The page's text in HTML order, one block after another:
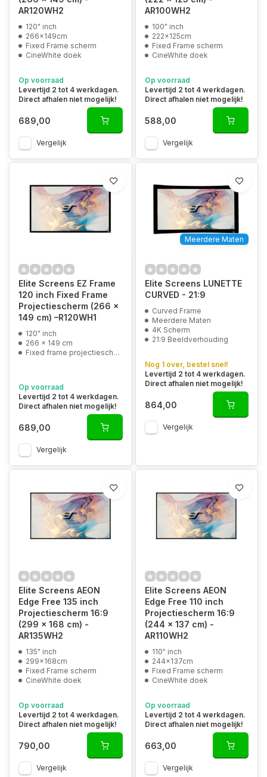
AR120WH2
120" inch
266x149cm
Fixed Frame scherm
CineWhite doek
Op voorraad
Levertijd 2 tot 4 werkdagen.
Direct afhalen niet mogelijk!
689,00
Vergelijk
AR100WH2
100" inch
222x125cm
Fixed Frame scherm
CineWhite doek
Op voorraad
Levertijd 2 tot 4 werkdagen.
Direct afhalen niet mogelijk!
588,00
Vergelijk
Elite Screens EZ Frame
120 inch Fixed Frame
Projectiescherm (266 x
149 cm) –R120WH1
120" inch
266 x 149 cm
Fixed frame projectiescherm
Op voorraad
Levertijd 2 tot 4 werkdagen.
Direct afhalen niet mogelijk!
689,00
Vergelijk
Meerdere Maten
Elite Screens LUNETTE
CURVED - 21:9
Curved Frame
Meerdere Maten
4K Scherm
21:9 Beeldverhouding
Nog 1 over, bestel snel!
Levertijd 2 tot 4 werkdagen.
Direct afhalen niet mogelijk!
864,00
Vergelijk
Elite Screens AEON
Edge Free 135 inch
Projectiescherm 16:9
(299 x 168 cm) -
AR135WH2
135" inch
299x168cm
Fixed Frame scherm
CineWhite doek
Op voorraad
Levertijd 2 tot 4 werkdagen.
Direct afhalen niet mogelijk!
790,00
Vergelijk
Elite Screens AEON
Edge Free 110 inch
Projectiescherm 16:9
(244 x 137 cm) -
AR110WH2
110" inch
244x137cm
Fixed Frame scherm
CineWhite doek
Op voorraad
Levertijd 2 tot 4 werkdagen.
Direct afhalen niet mogelijk!
663,00
Vergelijk